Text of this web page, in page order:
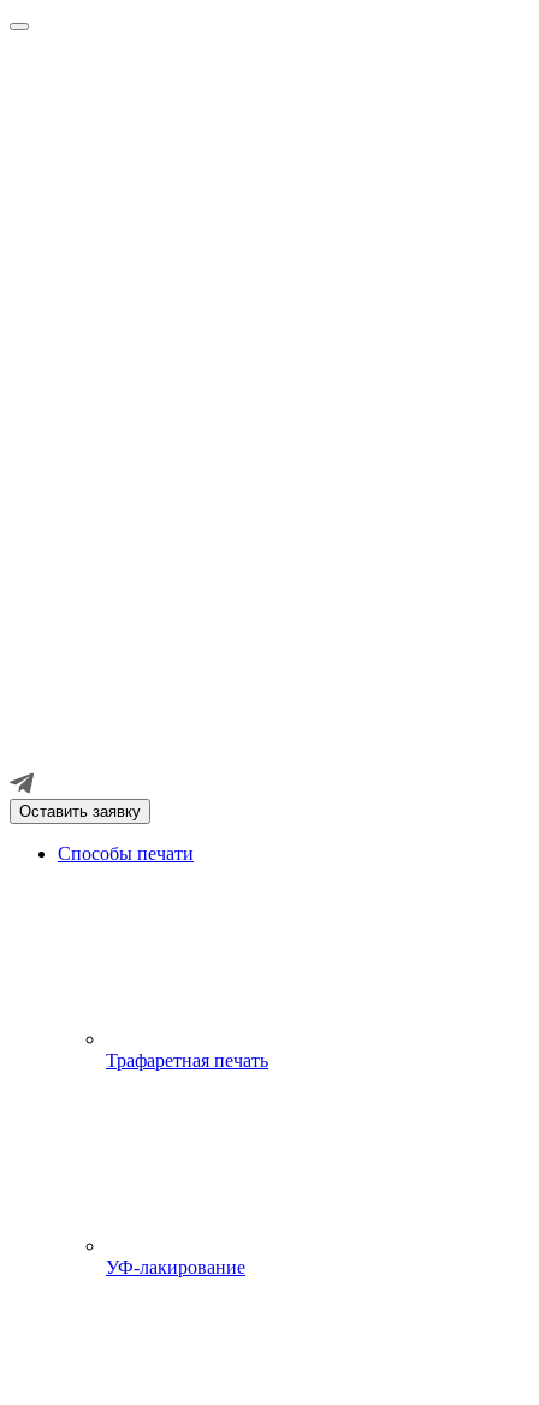
Оставить заявку
Способы печати
Трафаретная печать
УФ-лакирование